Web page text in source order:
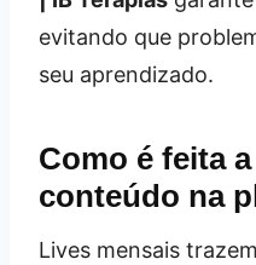
evitando que
seu aprendizado.
Como é feita
conteúdo na
Lives mensais